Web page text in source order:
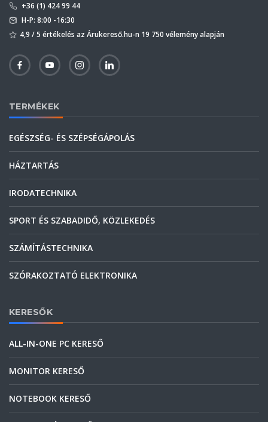
+36 (1) 424 99 44
H-P: 8:00 -16:30
4,9 / 5 értékelés az Árukereső.hu-n 19 750 vélemény alapján
TERMÉKEK
EGÉSZSÉG- ÉS SZÉPSÉGÁPOLÁS
HÁZTARTÁS
IRODATECHNIKA
SPORT ÉS SZABADIDŐ, KÖZLEKEDÉS
SZÁMÍTÁSTECHNIKA
SZÓRAKOZTATÓ ELEKTRONIKA
KERESŐK
ALL-IN-ONE PC KERESŐ
MONITOR KERESŐ
NOTEBOOK KERESŐ